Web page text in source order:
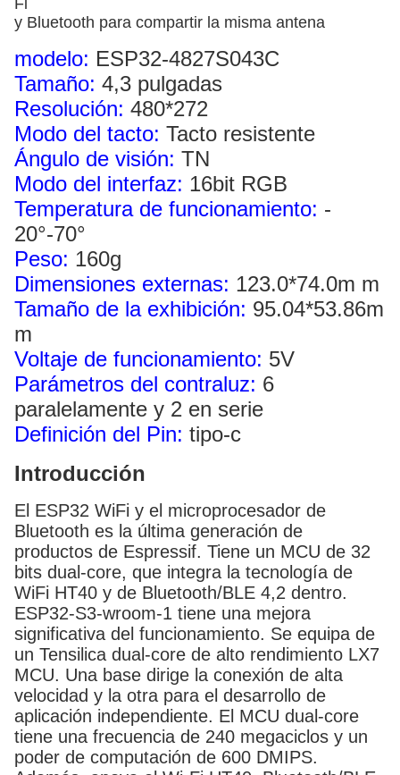
Fi
y Bluetooth para compartir la misma antena
modelo: ESP32-4827S043C
Tamaño: 4,3 pulgadas
Resolución: 480*272
Modo del tacto: Tacto resistente
Ángulo de visión: TN
Modo del interfaz: 16bit RGB
Temperatura de funcionamiento: -
20°-70°
Peso: 160g
Dimensiones externas: 123.0*74.0m m
Tamaño de la exhibición: 95.04*53.86m
m
Voltaje de funcionamiento: 5V
Parámetros del contraluz: 6
paralelamente y 2 en serie
Definición del Pin: tipo-c
Introducción
El ESP32 WiFi y el microprocesador de
Bluetooth es la última generación de
productos de Espressif. Tiene un MCU de 32
bits dual-core, que integra la tecnología de
WiFi HT40 y de Bluetooth/BLE 4,2 dentro.
ESP32-S3-wroom-1 tiene una mejora
significativa del funcionamiento. Se equipa de
un Tensilica dual-core de alto rendimiento LX7
MCU. Una base dirige la conexión de alta
velocidad y la otra para el desarrollo de
aplicación independiente. El MCU dual-core
tiene una frecuencia de 240 megaciclos y un
poder de computación de 600 DMIPS.